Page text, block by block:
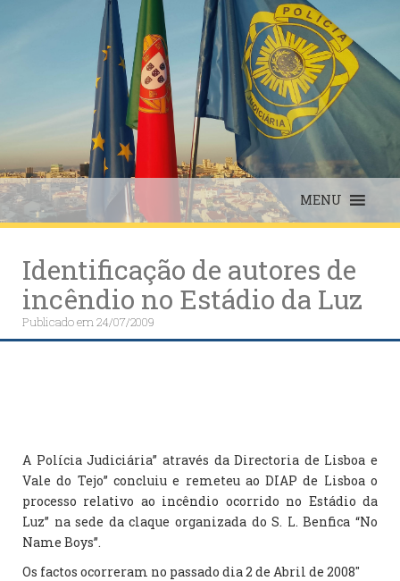
MENU
Identificação de autores de
incêndio no Estádio da Luz
Publicado em24/07/2009
A Polícia Judiciária” através da Directoria de Lisboa e
Vale do Tejo” concluiu e remeteu ao DIAP de Lisboa o
processo relativo ao incêndio ocorrido no Estádio da
Luz” na sede da claque organizada do S. L. Benfica “No
Name Boys”.
Os factos ocorreram no passado dia 2 de Abril de 2008″